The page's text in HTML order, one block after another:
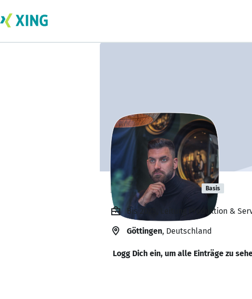
Dennis Jaeger Basis
Bis 2025, Leitung Produktion &
Göttingen, Deutschland
Logg Dich ein, um alle Einträge zu